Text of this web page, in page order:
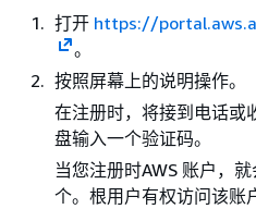
打开 https://
。
按照屏幕上的说明操作。
在注册时，将接到电话或
盘输入一个验证码。
当您注册时AWS 账户，
个。根用户有权访问该账